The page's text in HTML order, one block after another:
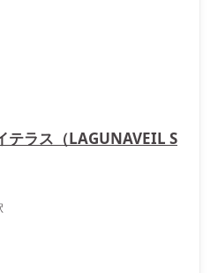
テラス（LAGUNAVEIL S